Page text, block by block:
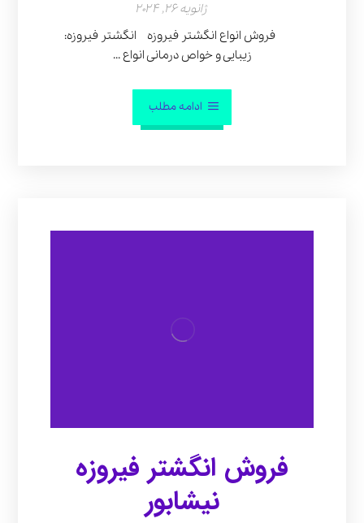
ژانویه 26, 2024
فروش انواع انگشتر فیروزه انگشتر فیروزه:
زیبایی و خواص درمانی انواع ...
ادامه مطلب
فروش انگشتر فیروزه
نیشابور